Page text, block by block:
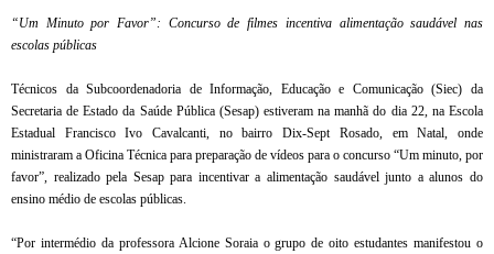
“Um Minuto por Favor”: Concurso de filmes incentiva alimentação saudável nas
escolas públicas
Técnicos da Subcoordenadoria de Informação, Educação e Comunicação (Siec) da
Secretaria de Estado da Saúde Pública (Sesap) estiveram na manhã do dia 22, na Escola
Estadual Francisco Ivo Cavalcanti, no bairro Dix-Sept Rosado, em Natal, onde
ministraram a Oficina Técnica para preparação de vídeos para o concurso “Um minuto, por
favor”, realizado pela Sesap para incentivar a alimentação saudável junto a alunos do
ensino médio de escolas públicas.
“Por intermédio da professora Alcione Soraia o grupo de oito estudantes manifestou o